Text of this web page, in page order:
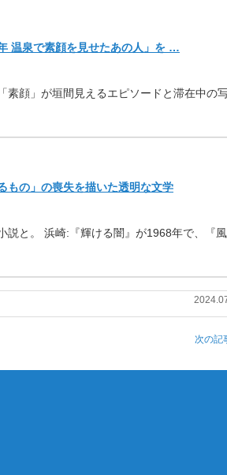
温泉で素顔を見せたあの人」を …
素顔」 が垣間見えるエピソードと滞在中の
もの」の喪失を描いた透明な文学
説と。 浜崎:『輝ける闇』が1968年で、『
次の記